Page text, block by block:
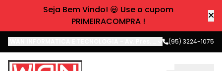
Seja Bem Vindo! 😃 Use o cupom
PRIMEIRACOMPRA !
Av. Pres. Castelo Branco,Boa
(95) 3224-1075